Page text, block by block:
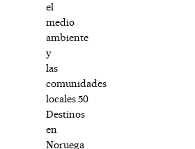
el
medio
ambiente
y
las
comunidades
locales.50
Destinos
en
Noruega